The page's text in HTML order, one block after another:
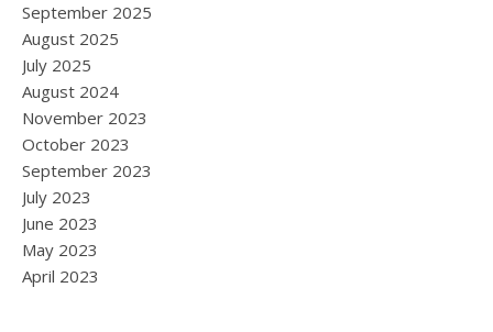
September 2025
August 2025
July 2025
August 2024
November 2023
October 2023
September 2023
July 2023
June 2023
May 2023
April 2023